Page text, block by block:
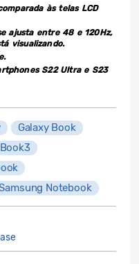
às telas LCD
ajusta entre 48 e 120Hz,
visualizando.
S22 Ultra e S23
Galaxy Book
Notebook